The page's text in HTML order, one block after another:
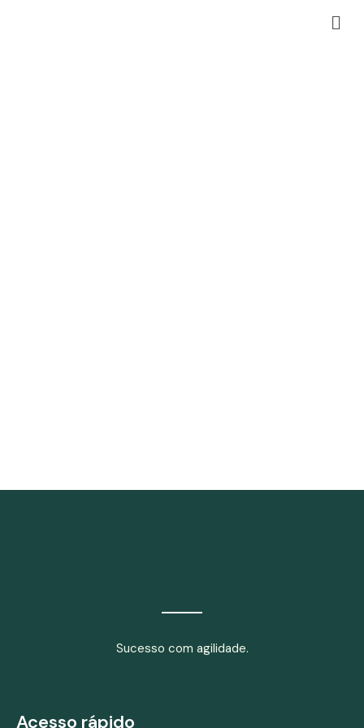
Sucesso com agilidade.
Acesso rápido